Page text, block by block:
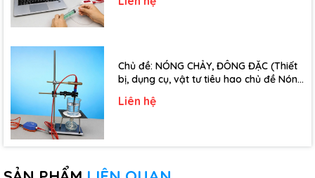
Chủ đề: NÓNG CHẢY, ĐÔNG ĐẶC (Thiết
bị, dụng cụ, vật tư tiêu hao chủ đề Nóng
Liên hệ